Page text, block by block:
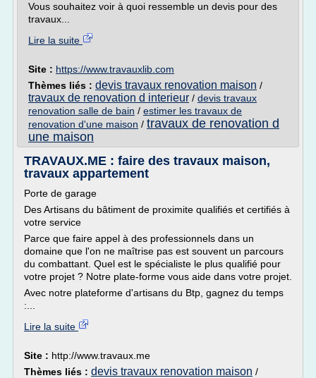
Vous souhaitez voir à quoi ressemble un devis pour des
travaux...
Lire la suite
Site : https://www.travauxlib.com
Thèmes liés : devis travaux renovation maison /
travaux de renovation d interieur / devis travaux
renovation salle de bain / estimer les travaux de
renovation d'une maison / travaux de renovation d
une maison
TRAVAUX.ME : faire des travaux maison,
travaux appartement
Porte de garage
Des Artisans du bâtiment de proximite qualifiés et certifiés à
votre service
Parce que faire appel à des professionnels dans un
domaine que l'on ne maîtrise pas est souvent un parcours
du combattant. Quel est le spécialiste le plus qualifié pour
votre projet ? Notre plate-forme vous aide dans votre projet.
Avec notre plateforme d'artisans du Btp, gagnez du temps
:...
Lire la suite
Site : http://www.travaux.me
Thèmes liés : devis travaux renovation maison /